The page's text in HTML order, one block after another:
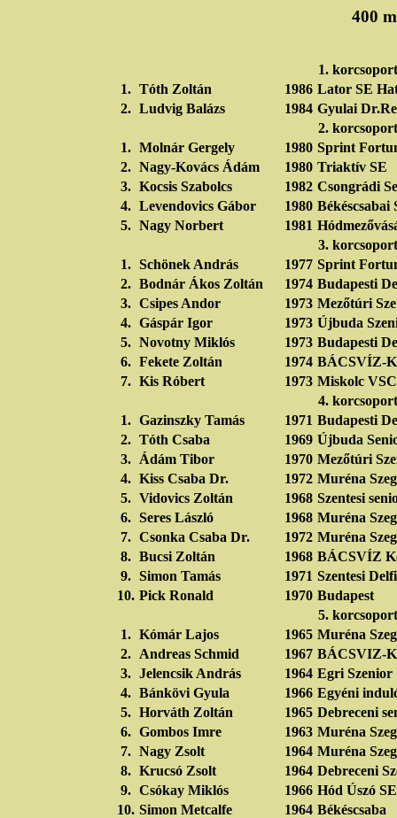
400
1.
1. Tóth Zoltán 1986 Lator SE
2. Ludvig Balázs 1984 Gyulai
2.
1. Molnár Gergely 1980 Sprint
2. Nagy-Kovács Ádám 1980 Triaktív SE
3. Kocsis Szabolcs 1982 Csongrádi
4. Levendovics Gábor 1980 Békéscsabai
5. Nagy Norbert 1981
3.
1. Schönek András 1977 Sprint
2. Bodnár Ákos Zoltán 1974 Budapesti
3. Csipes Andor 1973 Mezőtúri
4. Gáspár Igor 1973 Újbuda
5. Novotny Miklós 1973 Budapesti
6. Fekete Zoltán 1974 BÁCSVÍZ-
7. Kis Róbert 1973 Miskolc VSC
4.
1. Gazinszky Tamás 1971 Budapesti
2. Tóth Csaba 1969 Újbuda
3. Ádám Tibor 1970 Mezőtúri
4. Kiss Csaba Dr. 1972 Muréna
5. Vidovics Zoltán 1968 Szentesi
6. Seres László 1968 Muréna
7. Csonka Csaba Dr. 1972 Muréna
8. Bucsi Zoltán 1968 BÁCSVÍZ
9. Simon Tamás 1971 Szentesi
10. Pick Ronald 1970 Budapest
5.
1. Kómár Lajos 1965 Muréna
2. Andreas Schmid 1967 BÁCSVIZ-
3. Jelencsik András 1964 Egri Szenior
4. Bánkövi Gyula 1966 Egyéni
5. Horváth Zoltán 1965 Debreceni
6. Gombos Imre 1963 Muréna
7. Nagy Zsolt 1964 Muréna
8. Krucsó Zsolt 1964 Debreceni
9. Csókay Miklós 1966 Hód Úszó SE
10. Simon Metcalfe 1964 Békéscsaba